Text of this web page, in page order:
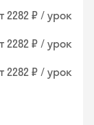
2282 ₽ / урок
2282 ₽ / урок
2282 ₽ / урок